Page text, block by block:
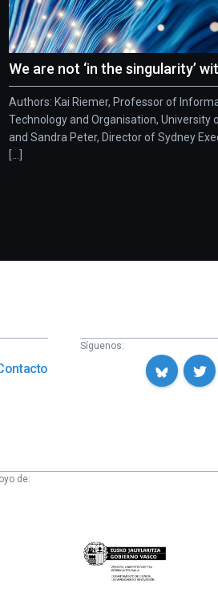
We are not ‘in the singularity’
Authors: Kai Riemer, Professor of
Technology and Organisation, University
and Sandra Peter, Director of Sydney
[...]
Síguenos:
de:
Eusko
Jaurlaritza